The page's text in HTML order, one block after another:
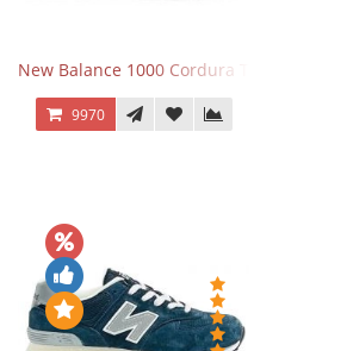
New Balance 1000 Cordura Trainers
9970